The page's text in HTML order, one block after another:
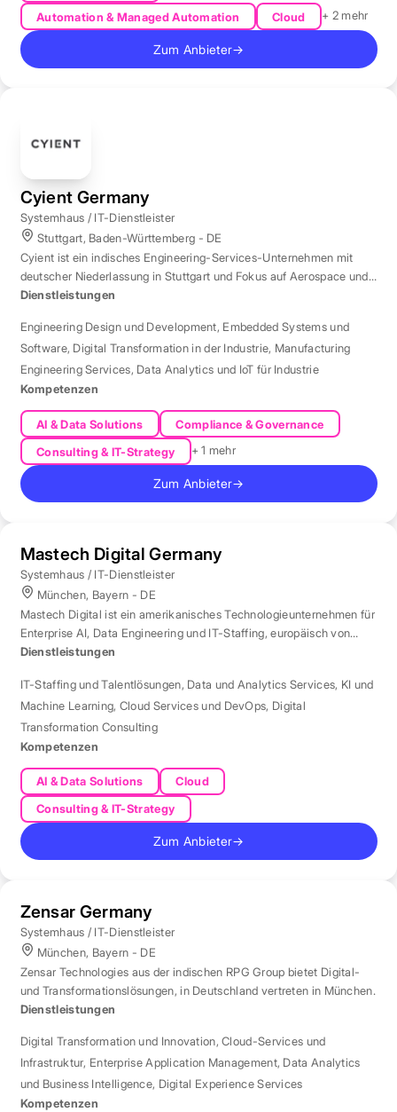
Automation & Managed Automation
Cloud + 2 mehr
Zum Anbieter→
Cyient Germany
Systemhaus / IT-Dienstleister
Stuttgart, Baden-Württemberg - DE
Cyient ist ein indisches Engineering-Services-Unternehmen mit
deutscher Niederlassung in Stuttgart und Fokus auf Aerospace und
Automotive.
Dienstleistungen
Engineering Design und Development, Embedded Systems und
Software, Digital Transformation in der Industrie, Manufacturing
Engineering Services, Data Analytics und IoT für Industrie
Kompetenzen
AI & Data Solutions
Compliance & Governance
Consulting & IT-Strategy
+ 1 mehr
Zum Anbieter→
Mastech Digital Germany
Systemhaus / IT-Dienstleister
München, Bayern - DE
Mastech Digital ist ein amerikanisches Technologieunternehmen für
Enterprise AI, Data Engineering und IT-Staffing, europäisch von
London aus betreut.
Dienstleistungen
IT-Staffing und Talentlösungen, Data und Analytics Services, KI und
Machine Learning, Cloud Services und DevOps, Digital
Transformation Consulting
Kompetenzen
AI & Data Solutions
Cloud
Consulting & IT-Strategy
Zum Anbieter→
Zensar Germany
Systemhaus / IT-Dienstleister
München, Bayern - DE
Zensar Technologies aus der indischen RPG Group bietet Digital-
und Transformationslösungen, in Deutschland vertreten in München.
Dienstleistungen
Digital Transformation und Innovation,Cloud-Services und
Infrastruktur, Enterprise Application Management, Data Analytics
und Business Intelligence, Digital Experience Services
Kompetenzen